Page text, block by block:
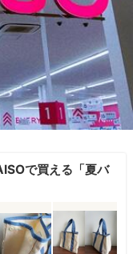
で買える「夏バ